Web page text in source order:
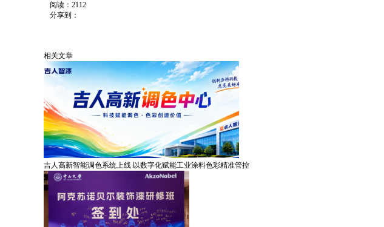
阅读：2112
分享到：
相关文章
吉人高新智能调色系统上线 以数字化赋能工业涂料色彩精准管控